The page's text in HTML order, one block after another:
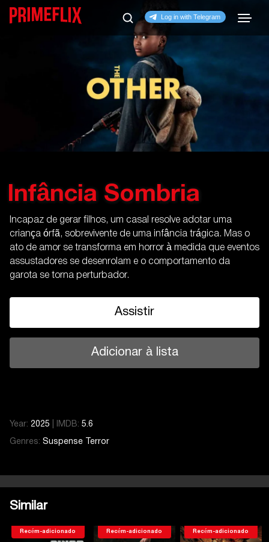
Infância Sombria
Incapaz de gerar filhos, um casal resolve adotar uma
criança órfã, sobrevivente de uma infância trágica. Mas o
ato de amor se transforma em horror à medida que eventos
assustadores se desenrolam e o comportamento da
garota se torna perturbador.
Assistir
Adicionar à lista
Year: 2025 IMDB: 5.6
Genres: Suspense Terror
Similar
Recém-adicionado Recém-adicionado Recém-adicionado